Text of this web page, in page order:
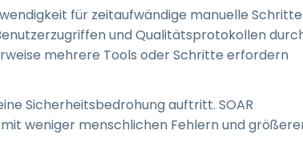
für zeitaufwändige manuelle
und Qualitätsprotokollen
mehrere Tools oder Schritte erfordern
Sicherheitsbedrohung auftritt. SOAR
weniger menschlichen Fehlern und